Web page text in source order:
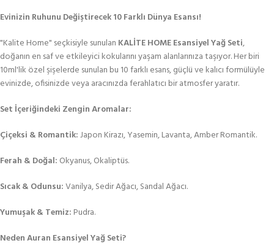
Evinizin Ruhunu Değiştirecek 10 Farklı Dünya Esansı!
"Kalite Home" seçkisiyle sunulan KALİTE HOMEEsansiyel Yağ Seti,
doğanın en saf ve etkileyici kokularını yaşam alanlarınıza taşıyor. Her biri
10ml'lik özel şişelerde sunulan bu 10 farklı esans, güçlü ve kalıcı formülüyle
evinizde, ofisinizde veya aracınızda ferahlatıcı bir atmosfer yaratır.
Set İçeriğindeki Zengin Aromalar:
Çiçeksi & Romantik:Japon Kirazı, Yasemin, Lavanta, Amber Romantik.
Ferah & Doğal: Okyanus, Okaliptüs.
Sıcak & Odunsu:Vanilya, Sedir Ağacı, Sandal Ağacı.
Yumuşak & Temiz: Pudra.
Neden Auran Esansiyel Yağ Seti?